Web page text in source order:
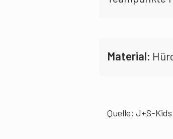
Material:
Quelle: J+S-Kids